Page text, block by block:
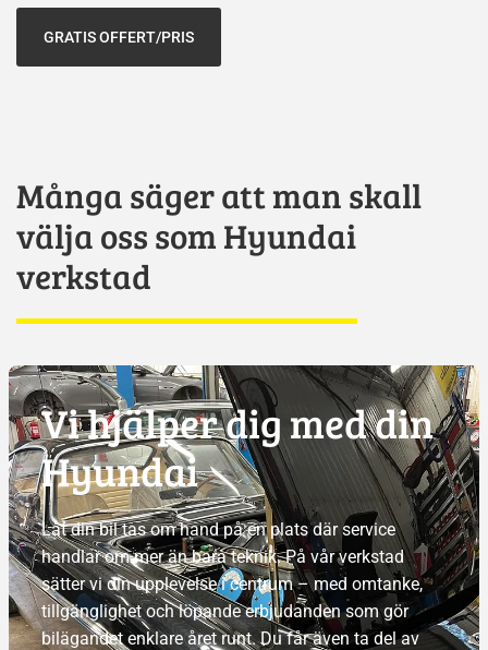
GRATIS OFFERT/PRIS
Många säger att man skall
välja oss som Hyundai
verkstad
Vi hjälper dig med din
Hyundai
Låt din bil tas om hand på en plats där service
handlar om mer än bara teknik. På vår verkstad
sätter vi din upplevelse i centrum – med omtanke,
tillgänglighet och löpande erbjudanden som gör
bilägandet enklare året runt. Du får även ta del av